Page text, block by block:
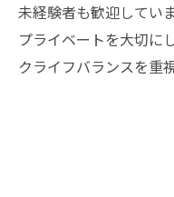
未経験者も歓迎してい
プライベートを大切に
クライフバランスを重